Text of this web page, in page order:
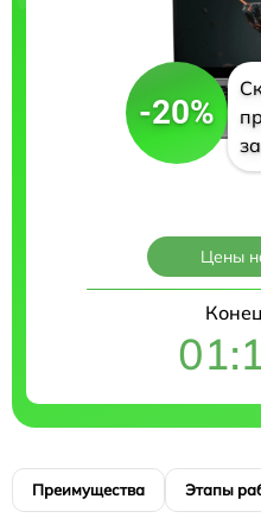
-20%
Цены
Преимущества Этапы